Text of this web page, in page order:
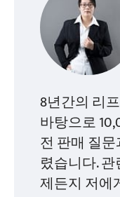
8년간의 리
바탕으로
전 판매 질
렸습니다.
제든지 저에